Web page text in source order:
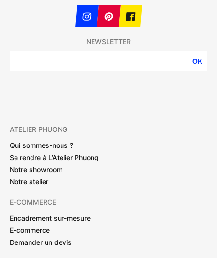
NEWSLETTER
OK
ATELIER PHUONG
Qui sommes-nous ?
Se rendre à L’Atelier Phuong
Notre showroom
Notre atelier
E-COMMERCE
Encadrement sur-mesure
E-commerce
Demander un devis